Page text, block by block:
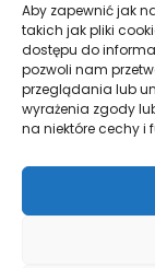
Aby zapewnić jak
takich jak pliki
dostępu do
pozwoli nam
przeglądania lub
wyrażenia zgody
na niektóre cechy i
BÓL JEST
Treści na stronie